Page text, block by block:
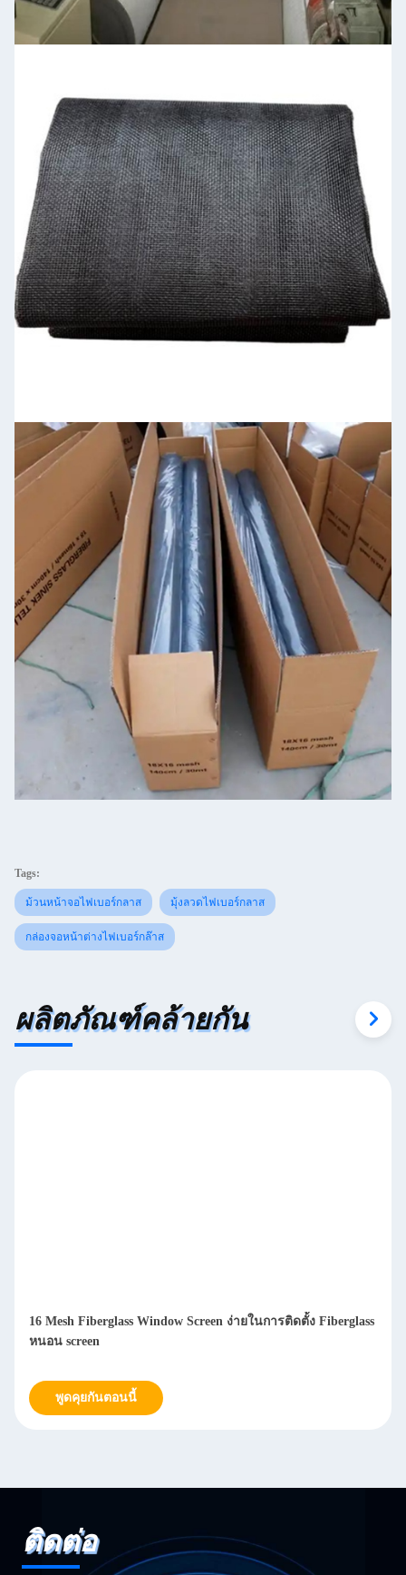
Tags:
ม้วนหน้าจอไฟเบอร์กลาส มุ้งลวดไฟเบอร์กลาส
กล่องจอหน้าต่างไฟเบอร์กล๊าส
ผลิตภัณฑ์คล้ายกัน
16 Mesh Fiberglass Window Screen ง่ายในการติดตั้ง Fiberglass
หนอน screen
พูดคุยกันตอนนี้
ติดต่อ